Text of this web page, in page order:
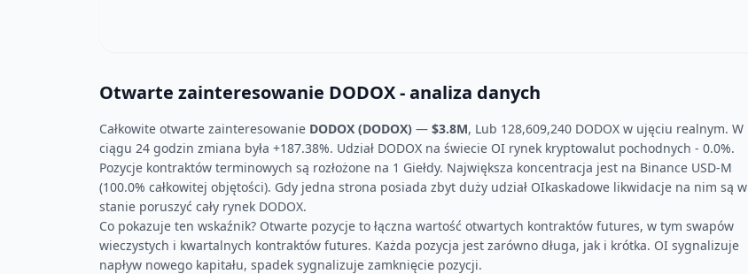
Otwarte zainteresowanie DODOX - analiza danych
Całkowite otwarte zainteresowanie DODOX (DODOX) — $3.8M, Lub 128,609,240 DODOX w ujęciu realnym. W
ciągu 24 godzin zmiana była +187.38%. Udział DODOX na świecie OI rynek kryptowalut pochodnych - 0.0%.
Pozycje kontraktów terminowych są rozłożone na 1 Giełdy. Największa koncentracja jest na Binance USD-M
(100.0% całkowitej objętości). Gdy jedna strona posiada zbyt duży udział OIkaskadowe likwidacje na nim są w
stanie poruszyć cały rynek DODOX.
Co pokazuje ten wskaźnik? Otwarte pozycje to łączna wartość otwartych kontraktów futures, w tym swapów
wieczystych i kwartalnych kontraktów futures. Każda pozycja jest zarówno długa, jak i krótka. OI sygnalizuje
napływ nowego kapitału, spadek sygnalizuje zamknięcie pozycji.